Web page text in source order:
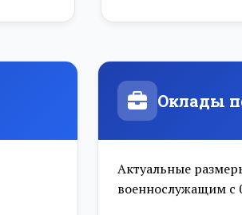
₽
₽
ст. лейтенант
капитан
Оклады
Актуальные
военнослужащим с